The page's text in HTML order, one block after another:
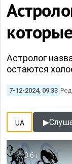
Астролог
остаются
7-12-2024, 09:33
UA ▶
3.6т